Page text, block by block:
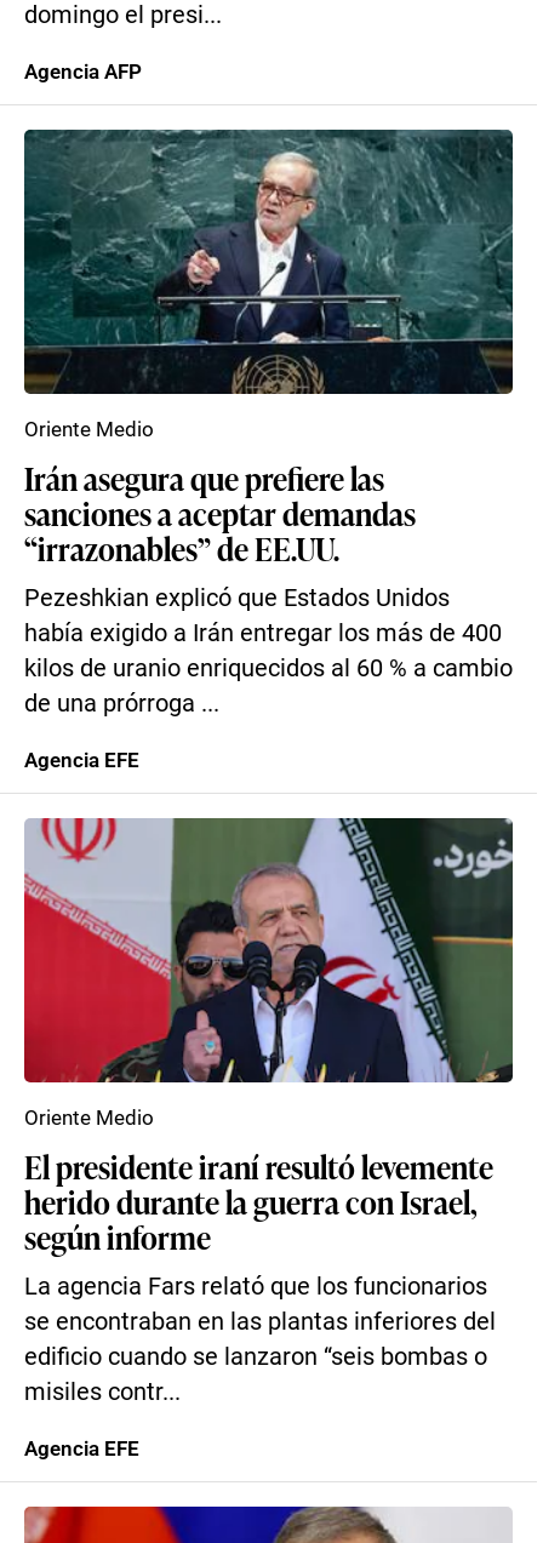
domingo el presi...
Agencia AFP
Irán asegura que prefiere las
sanciones a aceptar demandas
“irrazonables” de EE.UU.
Pezeshkian explicó que Estados Unidos
había exigido a Irán entregar los más de 400
kilos de uranio enriquecidos al 60 % a cambio
de una prórroga ...
Oriente Medio
Agencia EFE
El presidente iraní resultó levemente
herido durante la guerra con Israel,
según informe
La agencia Fars relató que los funcionarios
se encontraban en las plantas inferiores del
edificio cuando se lanzaron “seis bombas o
misiles contr...
Oriente Medio
Agencia EFE